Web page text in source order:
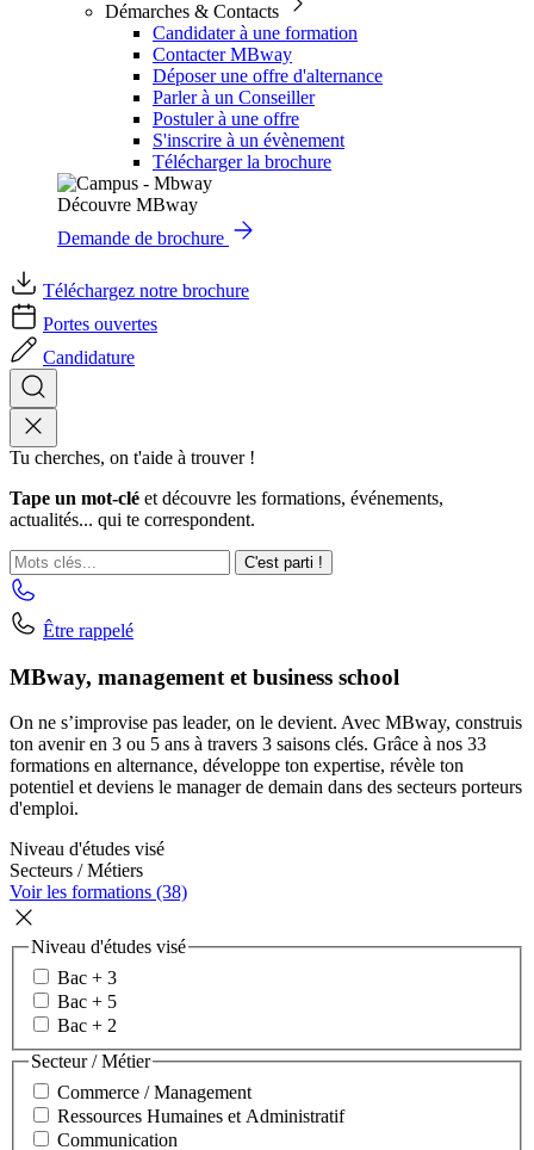
Démarches & Contacts
Candidater à une formation
Contacter MBway
Déposer une offre d'alternance
Parler à un Conseiller
Postuler à une offre
S'inscrire à un évènement
Télécharger la brochure
Découvre MBway
Demande de brochure
Téléchargez notre brochure
Portes ouvertes
Candidature
Tu cherches, on t'aide à trouver !
Tape un mot-clé et découvre les formations, événements,
actualités... qui te correspondent.
C'est parti !
Être rappelé
MBway, management et business school
On ne s’improvise pas leader, on le devient. Avec MBway, construis
ton avenir en 3 ou 5 ans à travers 3 saisons clés. Grâce à nos 33
formations en alternance, développe ton expertise, révèle ton
potentiel et deviens le manager de demain dans des secteurs porteurs
d'emploi.
Niveau d'études visé
Secteurs / Métiers
Voir les formations (38)
Niveau d'études visé
Bac + 3
Bac + 5
Bac + 2
Secteur / Métier
Commerce / Management
Ressources Humaines et Administratif
Communication